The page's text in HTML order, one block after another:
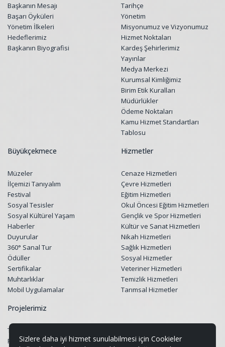
Başkanın Mesajı
Başarı Öyküleri
Yönetim İlkeleri
Hedeflerimiz
Başkanın Biyografisi
Tarihçe
Yönetim
Misyonumuz ve Vizyonumuz
Hizmet Noktaları
Kardeş Şehirlerimiz
Yayınlar
Medya Merkezi
Kurumsal Kimliğimiz
Birim Etik Kuralları
Müdürlükler
Ödeme Noktaları
Kamu Hizmet Standartları
Tablosu
Büyükçekmece
Müzeler
İlçemizi Tanıyalım
Festival
Sosyal Tesisler
Sosyal Kültürel Yaşam
Haberler
Duyurular
360° Sanal Tur
Ödüller
Sertifikalar
Muhtarlıklar
Mobil Uygulamalar
Hizmetler
Cenaze Hizmetleri
Çevre Hizmetleri
Eğitim Hizmetleri
Okul Öncesi Eğitim Hizmetleri
Gençlik ve Spor Hizmetleri
Kültür ve Sanat Hizmetleri
Nikah Hizmetleri
Sağlık Hizmetleri
Sosyal Hizmetler
Veteriner Hizmetleri
Temizlik Hizmetleri
Tarımsal Hizmetler
Projelerimiz
Tüm Projeler
Restorasyon Projeleri
Sizlere daha iyi hizmet sunulabilmesi için Cookieler